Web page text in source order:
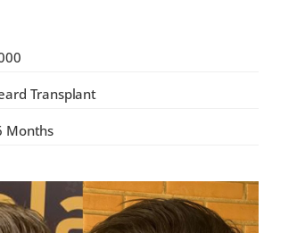
Transplant
Months